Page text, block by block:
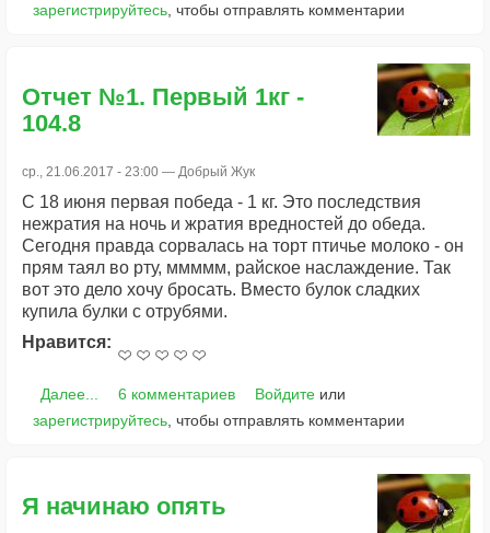
зарегистрируйтесь, чтобы отправлять комментарии
Отчет №1. Первый 1кг -
104.8
ср., 21.06.2017 - 23:00 — Добрый Жук
С 18 июня первая победа - 1 кг. Это последствия
нежратия на ночь и жратия вредностей до обеда.
Сегодня правда сорвалась на торт птичье молоко - он
прям таял во рту, ммммм, райское наслаждение. Так
вот это дело хочу бросать. Вместо булок сладких
купила булки с отрубями.
Нравится:
Далее... 6 комментариев Войдитеили
зарегистрируйтесь , чтобы отправлять комментарии
Я начинаю опять